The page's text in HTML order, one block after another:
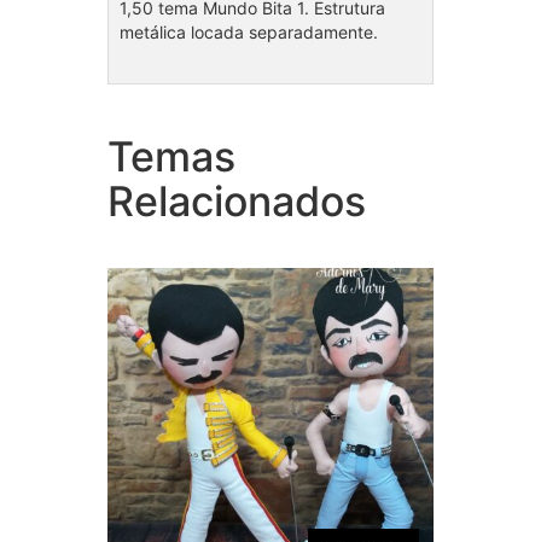
1,50 tema Mundo Bita 1. Estrutura
metálica locada separadamente.
Temas
Relacionados
Coleção Freddie Mercury